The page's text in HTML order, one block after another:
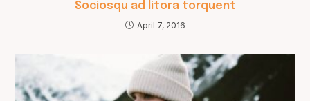
Sociosqu ad litora torquent
April 7, 2016